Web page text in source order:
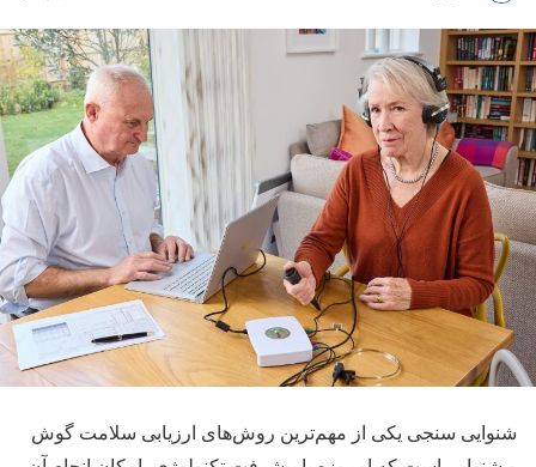
شنوایی سنجی یکی از مهم‌ترین روش‌های ارزیابی سلامت گوش